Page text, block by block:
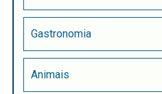
Gastronomia
Animais